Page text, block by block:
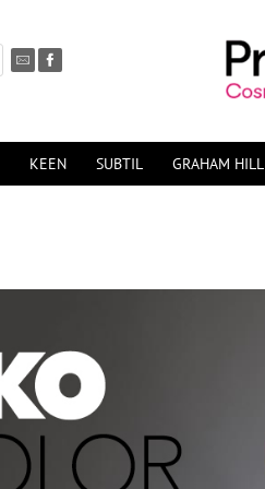
KEEN SUBTIL GRAHAM HILL